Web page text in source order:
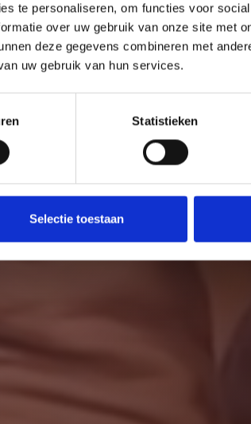
te personaliseren, om functies voor
over uw gebruik van onze site met
deze gegevens combineren met
uw gebruik van hun services.
Statistieken
Selectie toestaan
onze sauna's